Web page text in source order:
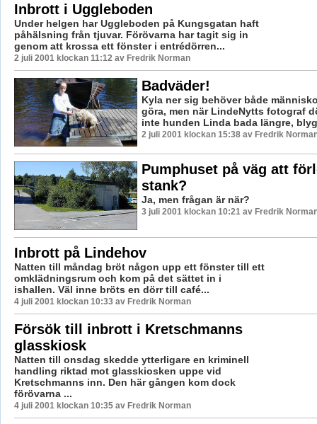
Inbrott i Uggleboden
Under helgen har Uggleboden på Kungsgatan haft
påhälsning från tjuvar. Förövarna har tagit sig in
genom att krossa ett fönster i entrédörren...
2 juli 2001 klockan 11:12 av Fredrik Norman
Badväder!
Kyla ner sig behöver både
göra, men när LindeNytts fotograf
inte hunden Linda bada längre,
2 juli 2001 klockan 15:38 av Fredrik
Pumphuset på väg att
stank?
Ja, men frågan är när?
3 juli 2001 klockan 10:21 av Fredrik
Inbrott på Lindehov
Natten till måndag bröt någon upp ett fönster till ett
omklädningsrum och kom på det sättet in i
ishallen. Väl inne bröts en dörr till café...
4 juli 2001 klockan 10:33 av Fredrik Norman
Försök till inbrott i Kretschmanns
glasskiosk
Natten till onsdag skedde ytterligare en kriminell
handling riktad mot glasskiosken uppe vid
Kretschmanns inn. Den här gången kom dock
förövarna ...
4 juli 2001 klockan 10:35 av Fredrik Norman